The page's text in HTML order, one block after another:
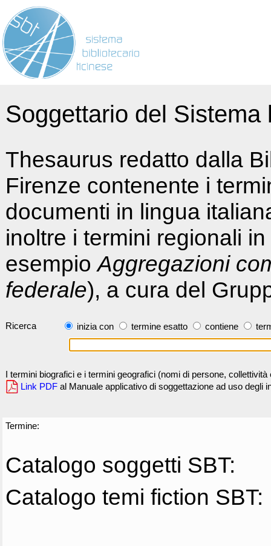
Soggettario del
Thesaurus redatto dalla
Firenze contenente i
documenti in lingua
inoltre i termini regionali
esempioAggregazioni
federale), a cura del
Ricerca inizia con termine esatto contiene
I termini biografici e i termini geografici (nomi di persone,
Link PDF al Manuale applicativo di soggettazione ad uso degli
Termine:
Catalogo soggetti SBT:
Catalogo temi fiction SBT: